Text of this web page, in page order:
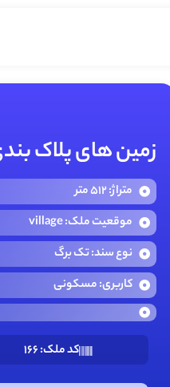
زمین های پلاک
متراژ: 512 متر
موقعیت ملک: village
نوع سند: تک برگ
کاربری: مسکونی
کد ملک: 166